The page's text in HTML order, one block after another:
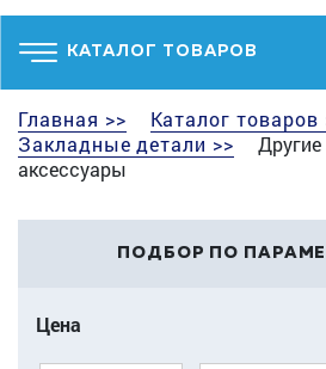
КАТАЛОГ ТОВАРОВ
Главная >>
Каталог товаров
Закладные детали >>
аксессуары
ПОДБОР ПО
Цена